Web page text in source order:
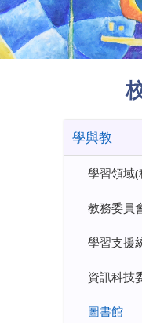
學與教
學習領域(
教務委員
學習支援
資訊科技
圖書館